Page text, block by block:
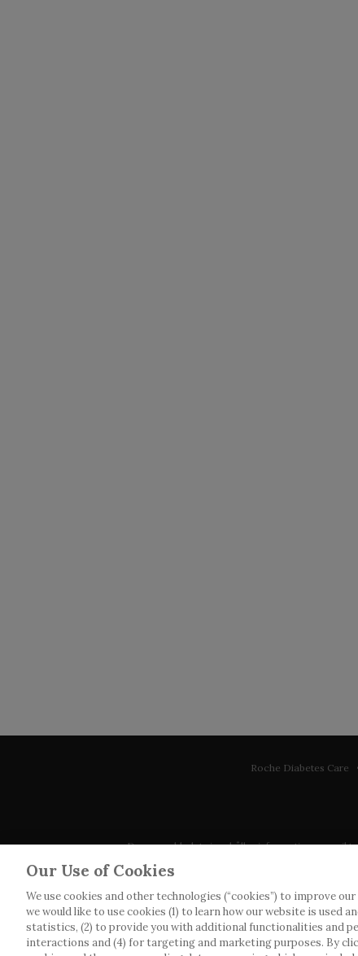
Roche Diabetes Care
Denna webbplats innehåller information som
observera att vi inte tar något ansvar för
Roche har inte alltid möjlighet att kvalitetssäkra
webbplatser som det länkas till. Kopiering av
Our Use of Cookies
We use cookies and other technologies (“cookies”) to improve
we would like to use cookies (1) to learn how our website is used
statistics, (2) to provide you with additional functionalities and
interactions and (4) for targeting and marketing purposes. By